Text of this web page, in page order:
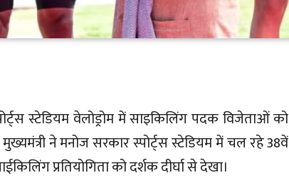
स्टेडियम वेलोड्रोम में साइकिलिंग पदक विजेताओं को
ने मनोज सरकार स्पोर्ट्स स्टेडियम में चल रहे 38वें
प्रतियोगिता को दर्शक दीर्घा से देखा।